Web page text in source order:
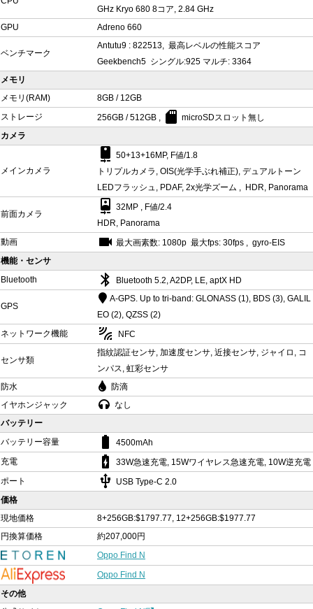
GHz Kryo 680 8コア, 2.84 GHz
GPU
Adreno 660
ベンチマーク
Antutu9 : 822513, 最高レベルの性能スコア
Geekbench5 シングル:925 マルチ: 3364
メモリ
メモリ(RAM)
8GB / 12GB
ストレージ
256GB / 512GB , sd_card microSDスロット無し
カメラ
メインカメラ
camera_rear 50+13+16MP, F値/1.8
トリプルカメラ, OIS(光学手ぶれ補正), デュアルトーン
LEDフラッシュ, PDAF, 2x光学ズーム , HDR, Panorama
前面カメラ camera_front 32MP , F値/2.4
HDR, Panorama
動画
videocam 最大画素数: 1080p 最大fps: 30fps , gyro-EIS
機能・センサ
Bluetooth
bluetooth Bluetooth 5.2, A2DP, LE, aptX HD
GPS
A-GPS. Up to tri-band: GLONASS (1), BDS (3), GALIL
EO (2), QZSS (2)
ネットワーク機能
leak_add NFC
センサ類
指紋認証センサ, 加速度センサ, 近接センサ, ジャイロ, コ
ンパス, 虹彩センサ
防水
防滴
イヤホンジャック
なし
バッテリー
バッテリー容量
battery_std
4500mAh
充電
battery_charging_full
33W急速充電, 15Wワイヤレス急速充電, 10W逆充電
ポート
usb
USB Type-C 2.0
価格
現地価格
8+256GB:$1797.77, 12+256GB:$1977.77
円換算価格
約207,000円
Oppo Find N
Oppo Find N
その他